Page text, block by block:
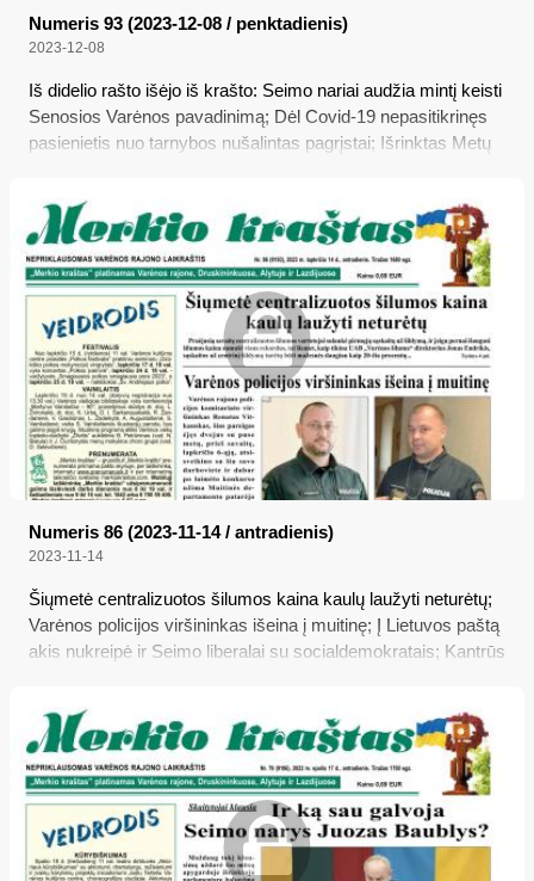
Numeris 93 (2023-12-08 / penktadienis)
2023-12-08
Iš didelio rašto išėjo iš krašto: Seimo nariai audžia mintį keisti
Senosios Varėnos pavadinimą; Dėl Covid-19 nepasitikrinęs
pasienietis nuo tarnybos nušalintas pagrįstai; Išrinktas Metų
pristato knygą „Šventieji kūnai. Valkininkų Šv. Bonifacas“
Numeris 86 (2023-11-14 / antradienis)
2023-11-14
Šiųmetė centralizuotos šilumos kaina kaulų laužyti neturėtų;
Varėnos policijos viršininkas išeina į muitinę; Į Lietuvos paštą
akis nukreipė ir Seimo liberalai su socialdemokratais; Kantrūs